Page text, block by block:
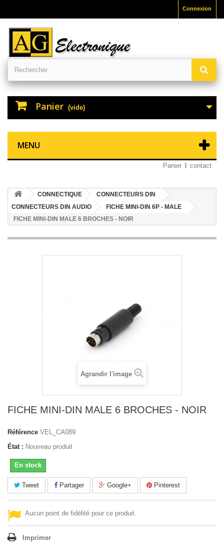
Connexion
Panier (vide)
MENU
Panier contact
CONNECTIQUE
CONNECTEURS DIN
CONNECTEURS DIN AUDIO
FICHE MINI-DIN 6P - MALE
FICHE MINI-DIN MALE 6 BROCHES - NOIR
Agrandir l'image
FICHE MINI-DIN MALE 6 BROCHES - NOIR
Référence VEL_CA089
État : Nouveau produit
En stock
Tweet Partager Google+ Pinterest
Aucun point de fidélité pour ce produit.
Imprimer